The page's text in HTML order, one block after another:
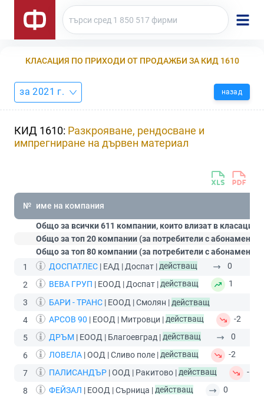
КЛАСАЦИЯ ПО ПРИХОДИ ОТ ПРОДАЖБИ ЗА КИД 1610
за 2021 г. назад
КИД 1610: Разкрояване, рендосване и
импрегниране на дървен материал
№ име на компания
Общо за всички 611 компании, които влизат в
Общо за топ 20 компании (за потребители с абонамент
Общо за топ 80 компании (за потребители с абонамент
1
ДОСПАТЛЕС | ЕАД | Доспат |действащ
0
2
ВЕВА ГРУП | ЕООД | Доспат |действащ
1
3
БАРИ - ТРАНС | ЕООД | Смолян | действащ
4
АРСОВ 90 | ЕООД | Митровци |действащ
-2
5
ДРЪМ | ЕООД | Благоевград |действащ
0
6
ЛОВЕЛА | ООД | Сливо поле |действащ
-2
7
ПАЛИСАНДЪР | ООД | Ракитово |действащ
-1
8
ФЕЙЗАЛ | ЕООД | Сърница |действащ
0